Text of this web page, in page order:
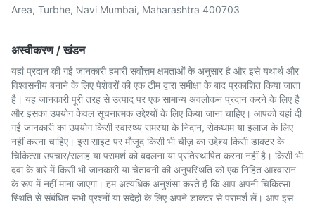
Area, Turbhe, Navi Mumbai, Maharashtra 400703
अस्वीकरण / खंडन
यहां प्रदान की गई जानकारी हमारी सर्वोत्तम क्षमताओं के अनुसार है और इसे यथार्थ और
विश्वसनीय बनाने के लिए पेशेवरों की एक टीम द्वारा समीक्षा के बाद प्रकाशित किया जाता
है। यह जानकारी पूरी तरह से उत्पाद पर एक सामान्य अवलोकन प्रदान करने के लिए है
और इसका उपयोग केवल सूचनात्मक उद्देश्यों के लिए किया जाना चाहिए। आपको यहां दी
गई जानकारी का उपयोग किसी स्वास्थ्य समस्या के निदान, रोकथाम या इलाज के लिए
नहीं करना चाहिए। इस साइट पर मौजूद किसी भी चीज़ का उद्देश्य किसी डाक्टर के
चिकित्सा उपचार/सलाह या परामर्श को बदलना या प्रतिस्थापित करना नहीं है। किसी भी
दवा के बारे में किसी भी जानकारी या चेतावनी की अनुपस्थिति को एक निहित आश्वासन
के रूप में नहीं माना जाएगा। हम अत्यधिक अनुशंसा करते हैं कि आप अपनी चिकित्सा
स्थिति से संबंधित सभी प्रश्नों या संदेहों के लिए अपने डाक्टर से परामर्श लें। आप इस